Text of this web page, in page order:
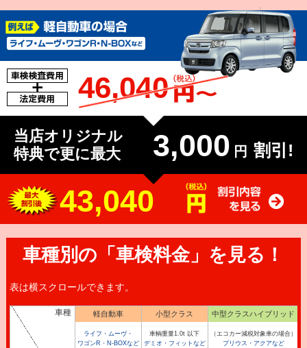
46,040
当店オリジナル
特典で更に最大
3,000 円 割引!
43,040
車種別の「車検料金」を見る！
表は横スクロールできます。
車種 軽自動車
ライフ・ムーヴ・
ワゴンR・N-BOXなど
小型クラス
車輌重量1.0t 以下
デミオ・フィットなど
中型クラスハイブリッド
（エコカー減税対象車の場合）
プリウス・アクアなど